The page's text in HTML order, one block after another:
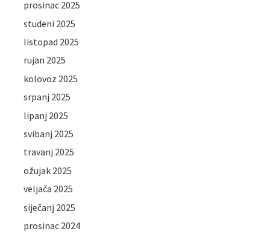
prosinac 2025
studeni 2025
listopad 2025
rujan 2025
kolovoz 2025
srpanj 2025
lipanj 2025
svibanj 2025
travanj 2025
ožujak 2025
veljača 2025
siječanj 2025
prosinac 2024